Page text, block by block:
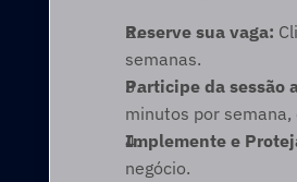
Reserve sua vaga:
semanas.
Participe da sessão
minutos por
Implemente e
negócio.